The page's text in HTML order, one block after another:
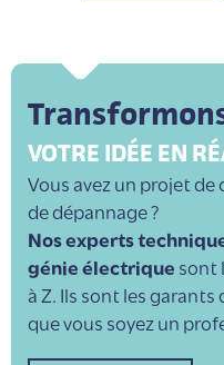
VOTRE IDÉE EN
Vous avez un projet
de dépannage ?
Nos experts
génie électrique sont
à Z. Ils sont les garants
que vous soyez un